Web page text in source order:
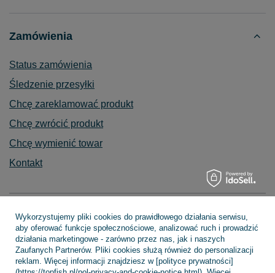
Zamówienia
Status zamówienia
Śledzenie przesyłki
Chcę zareklamować produkt
Chcę zwrócić produkt
Chcę wymienić towar
Kontakt
Konto
Regulaminy
Wykorzystujemy pliki cookies do prawidłowego działania serwisu,
aby oferować funkcje społecznościowe, analizować ruch i prowadzić
działania marketingowe - zarówno przez nas, jak i naszych
Zaufanych Partnerów. Pliki cookies służą również do personalizacji
reklam. Więcej informacji znajdziesz w [polityce prywatności]